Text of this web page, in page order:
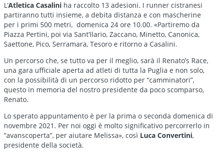
L’Atletica Casalini ha raccolto 13 adesioni. I runner cistranesi
partiranno tutti insieme, a debita distanza e con mascherine
per i primi 500 metri, domenica 24 ore 10.00. «Partiremo da
Piazza Pertini, poi via Sant’Ilario, Zaccano, Minetto, Canonica,
Saettone, Pico, Serramara, Tesoro e ritorno a Casalini.
Un percorso che, se tutto va per il meglio, sarà il Renato’s Race,
una gara ufficiale aperta ad atleti di tutta la Puglia e non solo,
con la possibilità di un percorso ridotto per “camminatori”,
questo in memoria del nostro presidente da poco scomparso,
Renato.
Lo sperato appuntamento è per la prima o seconda domenica di
novembre 2021. Per noi oggi è molto significativo percorrerlo in
“avanscoperta”, per aiutare Melissa», così Luca Convertini,
presidente della società.